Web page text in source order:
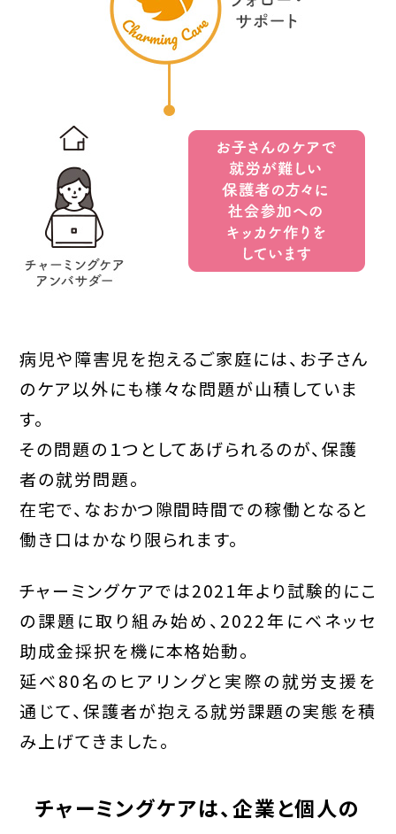
病児や障害児を抱えるご家庭には、お子さん
のケア以外にも様々な問題が山積していま
す。
その問題の１つとしてあげられるのが、保護
者の就労問題。
在宅で、なおかつ隙間時間での稼働となると
働き口はかなり限られます。
チャーミングケアでは2021年より試験的にこ
の課題に取り組み始め、2022年にベネッセ
助成金採択を機に本格始動。
延べ80名のヒアリングと実際の就労支援を
通じて、保護者が抱える就労課題の実態を積
み上げてきました。
チャーミングケアは、企業と個人の